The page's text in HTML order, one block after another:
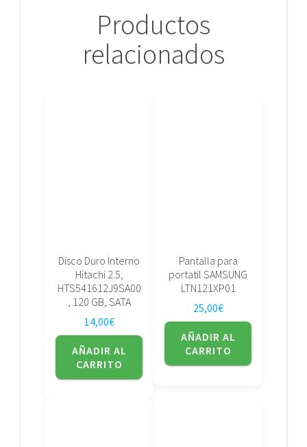
Productos
relacionados
Disco Duro Interno
Hitachi 2.5,
HTS541612J9SA00
, 120 GB, SATA
14,00€
AÑADIR AL
CARRITO
Pantalla para
portatil SAMSUNG
LTN121XP01
25,00€
AÑADIR AL
CARRITO